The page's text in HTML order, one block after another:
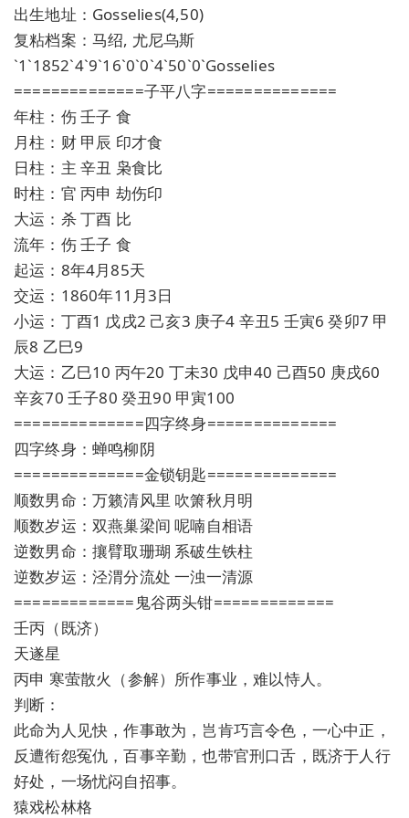
出生地址：Gosselies(4,50)
复粘档案：马绍, 尤尼乌斯
`1`1852`4`9`16`0`0`4`50`0`Gosselies
==============子平八字==============
年柱：伤 壬子 食
月柱：财 甲辰 印才食
日柱：主 辛丑 枭食比
时柱：官 丙申 劫伤印
大运：杀 丁酉 比
流年：伤 壬子 食
起运：8年4月85天
交运：1860年11月3日
小运：丁酉1 戊戌2 己亥3 庚子4 辛丑5 壬寅6 癸卯7 甲
辰8 乙巳9
大运：乙巳10 丙午20 丁未30 戊申40 己酉50 庚戌60
辛亥70 壬子80 癸丑90 甲寅100
==============四字终身==============
四字终身：蝉鸣柳阴
==============金锁钥匙==============
顺数男命：万籁清风里 吹箫秋月明
顺数岁运：双燕巢梁间 呢喃自相语
逆数男命：攘臂取珊瑚 系破生铁柱
逆数岁运：泾渭分流处 一浊一清源
=============鬼谷两头钳=============
壬丙（既济）
天遂星
丙申 寒萤散火（参解）所作事业，难以恃人。
判断：
此命为人见快，作事敢为，岂肯巧言令色，一心中正，
反遭衔怨冤仇，百事辛勤，也带官刑口舌，既济于人行
好处，一场忧闷自招事。
猿戏松林格